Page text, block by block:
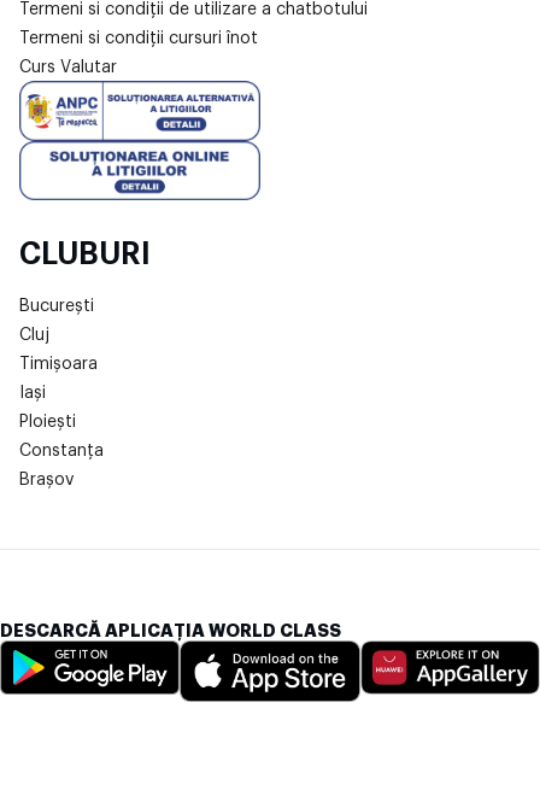
Termeni si condiții de utilizare a chatbotului
Termeni si condiții cursuri înot
Curs Valutar
CLUBURI
București
Cluj
Timișoara
Iași
Ploiești
Constanța
Brașov
DESCARCĂ APLICAȚIA WORLD CLASS